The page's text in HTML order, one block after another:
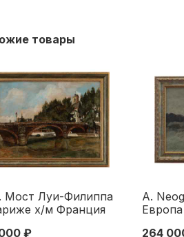
товары
Мост Луи-Филиппа
х/м Франция
₽
A.
264